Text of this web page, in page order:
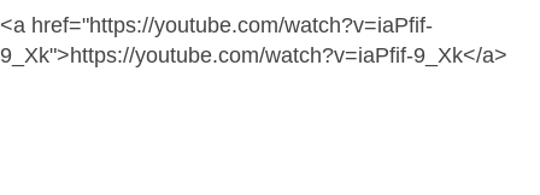
<a href="https://youtube.com/watch?v=iaPfif-
9_Xk">https://youtube.com/watch?v=iaPfif-9_Xk</a>